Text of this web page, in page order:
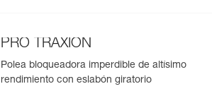
PRO TRAXION
Polea bloqueadora imperdible de altísimo
rendimiento con eslabón giratorio